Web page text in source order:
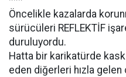
Öncelikle kazalarda
sürücüleri REFLEKTİF
duruluyordu.
Hatta bir karikatürde
eden diğerleri hızla gelen